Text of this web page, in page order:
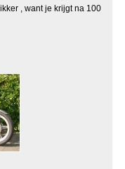
, want je krijgt na 100